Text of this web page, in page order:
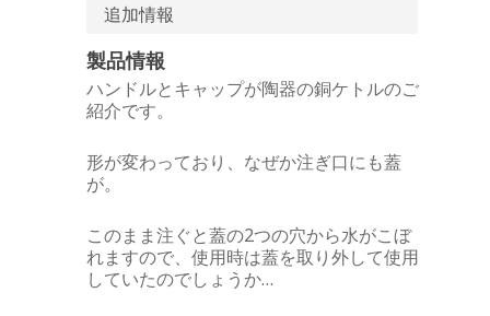
追加情報
製品情報
ハンドルとキャップが陶器の銅ケトルのご
紹介です。
形が変わっており、なぜか注ぎ口にも蓋
が。
このまま注ぐと蓋の2つの穴から水がこぼ
れますので、使用時は蓋を取り外して使用
していたのでしょうか…